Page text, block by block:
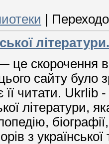
скорочення
сайту було
її читати. Ukrlib
літератури,
з